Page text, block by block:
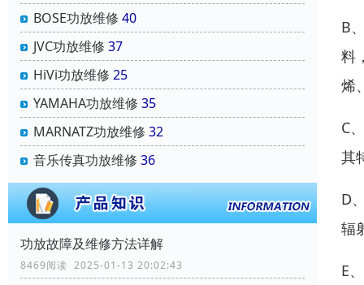
BOSE功放维修 40
JVC功放维修 37
HiVi功放维修 25
YAMAHA功放维修 35
MARNATZ功放维修 32
音乐传真功放维修 36
功放故障及维修方法详解
8469阅读 2025-01-13 20:02:43
B
料
烯
C
其
D
辐
E